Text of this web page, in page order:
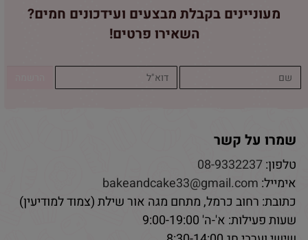
מעוניינים בקבלת מבצעים ועידכונים חמים?
השאירו פרטים!
שמרו על קשר
טלפון:08-9332237
אימייל: bakeandcake33@gmail.com
כתובת: רחוב כרמל, מתחם מגה אור שילת (צמוד למודיעין)
שעות פעילות: א'-ה' 9:00-19:00